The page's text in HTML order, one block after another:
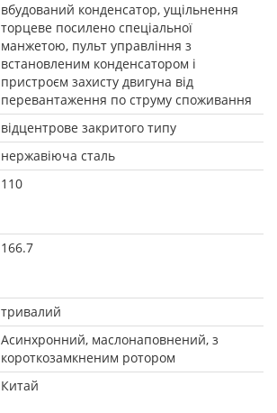
вбудований конденсатор, ущільнення
торцеве посилено спеціальної
манжетою, пульт управління з
встановленим конденсатором і
пристроєм захисту двигуна від
перевантаження по струму споживання
відцентрове закритого типу
нержавіюча сталь
110
166.7
тривалий
Асинхронний, маслонаповнений, з
короткозамкненим ротором
Китай